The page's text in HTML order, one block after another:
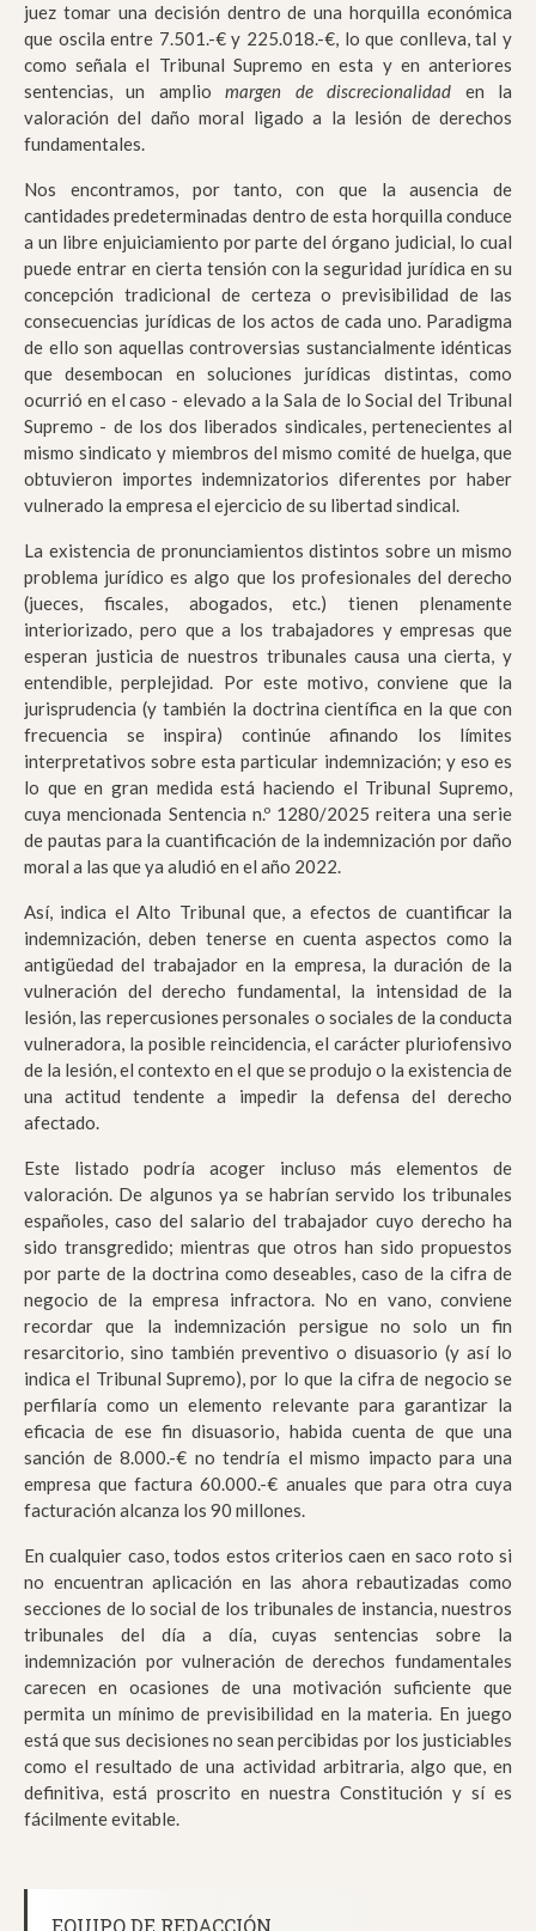
juez tomar una decisión dentro de una horquilla económica
que oscila entre 7.501.-€ y 225.018.-€, lo que conlleva, tal y
como señala el Tribunal Supremo en esta y en anteriores
sentencias, un ampliomargen de discrecionalidad en la
valoración del daño moral ligado a la lesión de derechos
fundamentales.
Nos encontramos, por tanto, con que la ausencia de
cantidades predeterminadas dentro de esta horquilla conduce
a un libre enjuiciamiento por parte del órgano judicial, lo cual
puede entrar en cierta tensión con la seguridad jurídica en su
concepción tradicional de certeza o previsibilidad de las
consecuencias jurídicas de los actos de cada uno. Paradigma
de ello son aquellas controversias sustancialmente idénticas
que desembocan en soluciones jurídicas distintas, como
ocurrió en el caso - elevado a la Sala de lo Social del Tribunal
Supremo - de los dos liberados sindicales, pertenecientes al
mismo sindicato y miembros del mismo comité de huelga, que
obtuvieron importes indemnizatorios diferentes por haber
vulnerado la empresa el ejercicio de su libertad sindical.
La existencia de pronunciamientos distintos sobre un mismo
problema jurídico es algo que los profesionales del derecho
(jueces, fiscales, abogados, etc.) tienen plenamente
interiorizado, pero que a los trabajadores y empresas que
esperan justicia de nuestros tribunales causa una cierta, y
entendible, perplejidad. Por este motivo, conviene que la
jurisprudencia (y también la doctrina científica en la que con
frecuencia se inspira) continúe afinando los límites
interpretativos sobre esta particular indemnización; y eso es
lo que en gran medida está haciendo el Tribunal Supremo,
cuya mencionada Sentencia n.º 1280/2025 reitera una serie
de pautas para la cuantificación de la indemnización por daño
moral a las que ya aludió en el año 2022.
Así, indica el Alto Tribunal que, a efectos de cuantificar la
indemnización, deben tenerse en cuenta aspectos como la
antigüedad del trabajador en la empresa, la duración de la
vulneración del derecho fundamental, la intensidad de la
lesión, las repercusiones personales o sociales de la conducta
vulneradora, la posible reincidencia, el carácter pluriofensivo
de la lesión, el contexto en el que se produjo o la existencia de
una actitud tendente a impedir la defensa del derecho
afectado.
Este listado podría acoger incluso más elementos de
valoración. De algunos ya se habrían servido los tribunales
españoles, caso del salario del trabajador cuyo derecho ha
sido transgredido; mientras que otros han sido propuestos
por parte de la doctrina como deseables, caso de la cifra de
negocio de la empresa infractora. No en vano, conviene
recordar que la indemnización persigue no solo un fin
resarcitorio, sino también preventivo o disuasorio (y así lo
indica el Tribunal Supremo), por lo que la cifra de negocio se
perfilaría como un elemento relevante para garantizar la
eficacia de ese fin disuasorio, habida cuenta de que una
sanción de 8.000.-€ no tendría el mismo impacto para una
empresa que factura 60.000.-€ anuales que para otra cuya
facturación alcanza los 90 millones.
En cualquier caso, todos estos criterios caen en saco roto si
no encuentran aplicación en las ahora rebautizadas como
secciones de lo social de los tribunales de instancia, nuestros
tribunales del día a día, cuyas sentencias sobre la
indemnización por vulneración de derechos fundamentales
carecen en ocasiones de una motivación suficiente que
permita un mínimo de previsibilidad en la materia. En juego
está que sus decisiones no sean percibidas por los justiciables
como el resultado de una actividad arbitraria, algo que, en
definitiva, está proscrito en nuestra Constitución y sí es
fácilmente evitable.
EQUIPO DE REDACCIÓN